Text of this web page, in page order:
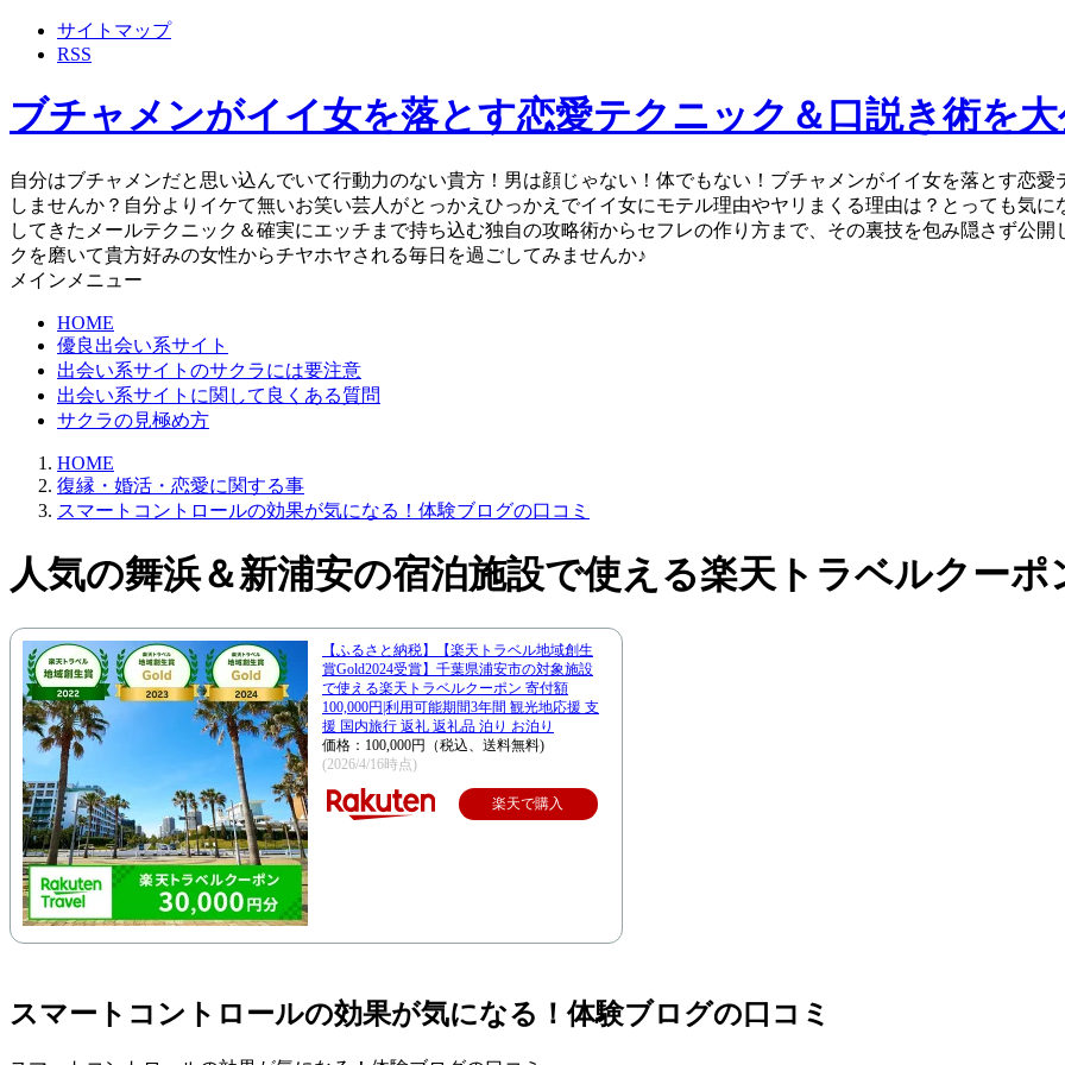
サイトマップ
RSS
ブチャメンがイイ女を落とす恋愛テクニック＆口説き術を大
自分はブチャメンだと思い込んでいて行動力のない貴方！男は顔じゃない！体でもない！ブチャメンがイイ女を落とす恋
しませんか？自分よりイケて無いお笑い芸人がとっかえひっかえでイイ女にモテル理由やヤリまくる理由は？とっても気
してきたメールテクニック＆確実にエッチまで持ち込む独自の攻略術からセフレの作り方まで、その裏技を包み隠さず公
クを磨いて貴方好みの女性からチヤホヤされる毎日を過ごしてみませんか♪
メインメニュー
HOME
優良出会い系サイト
出会い系サイトのサクラには要注意
出会い系サイトに関して良くある質問
サクラの見極め方
HOME
復縁・婚活・恋愛に関する事
スマートコントロールの効果が気になる！体験ブログの口コミ
人気の舞浜＆新浦安の宿泊施設で使える楽天トラベルクーポ
【ふるさと納税】【楽天トラベル地域創生
賞Gold2024受賞】千葉県浦安市の対象施設
で使える楽天トラベルクーポン 寄付額
100,000円|利用可能期間3年間 観光地応援 支
援 国内旅行 返礼 返礼品 泊り お泊り
価格：100,000円（税込、送料無料)
(2026/4/16時点)
楽天で購入
スマートコントロールの効果が気になる！体験ブログの口コミ